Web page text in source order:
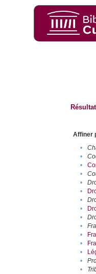
Affiner
•
•
•
•
•
•
•
•
•
•
•
•
•
•
•